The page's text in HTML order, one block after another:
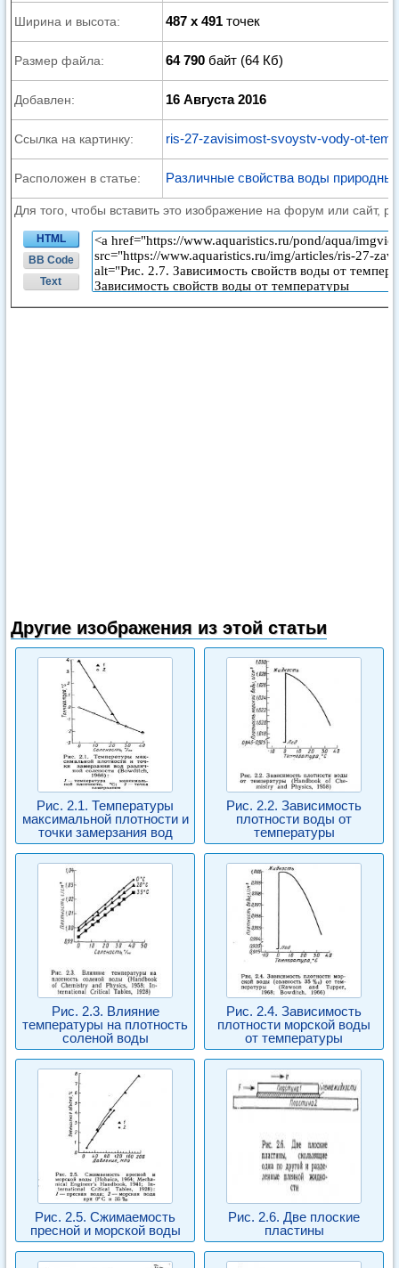
Ширина и высота: 487 x 491 точек
Размер файла: 64 790 байт (64 Кб)
Добавлен: 16 Августа 2016
Ссылка на картинку: ris-27-zavisimost-svoystv-vody-ot-
Расположен в статье: Различные свойства воды
Для того, чтобы вставить это изображение на форум или сайт,
HTML
BB Code
Text
Другие изображения из этой статьи
Рис. 2.1. Температуры
максимальной плотности и
точки замерзания вод
Рис. 2.2. Зависимость
плотности воды от
температуры
Рис. 2.3. Влияние
температуры на плотность
соленой воды
Рис. 2.4. Зависимость
плотности морской воды
от температуры
Рис. 2.5. Сжимаемость
пресной и морской воды
Рис. 2.6. Две плоские
пластины